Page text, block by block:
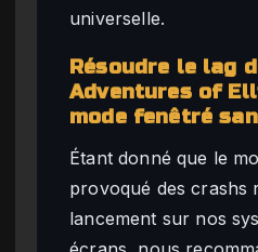
universelle.
Résoudre le lag
Adventures of
mode fenêtré
Étant donné que le
provoqué des crashs
lancement sur nos